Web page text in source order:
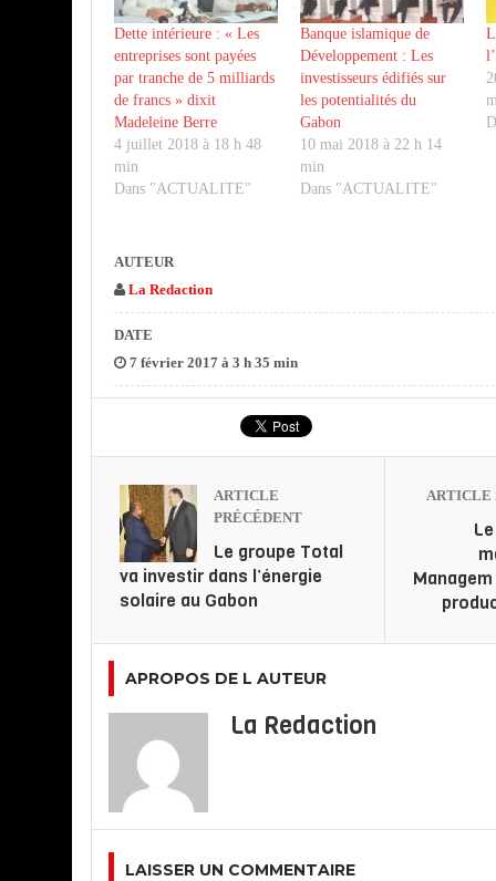
Dette intérieure : « Les
entreprises sont payées
par tranche de 5 milliards
de francs » dixit
Madeleine Berre
4 juillet 2018 à 18 h 48
min
Dans "ACTUALITE"
Banque islamique de
Développement : Les
investisseurs édifiés sur
les potentialités du
Gabon
10 mai 2018 à 22 h 14
min
Dans "ACTUALITE"
AUTEUR
La Redaction
DATE
7 février 2017 à 3 h 35 min
ARTICLE
PRÉCÉDENT
Le groupe Total
va investir dans l’énergie
solaire au Gabon
ARTICLE
APROPOS DE L AUTEUR
La Redaction
LAISSER UN COMMENTAIRE